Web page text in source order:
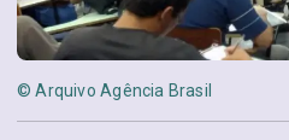
© Arquivo Agência Brasil